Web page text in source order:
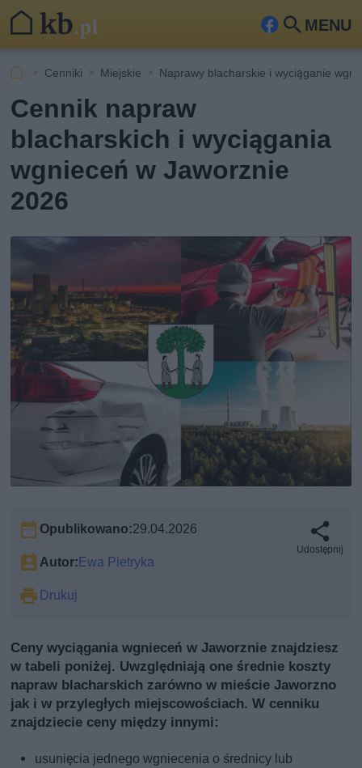
MENU
Fa
ook
Szu
kaj
Cenniki Miejskie Naprawy blacharskie i wyciąganie
Cennik napraw
blacharskich i wyciągania
wgnieceń w Jaworznie
2026
Opublikowano:29.04.2026
Autor: Ewa Pietryka
Drukuj
Udostępnij
Ceny wyciągania wgnieceń w Jaworznie znajdziesz
w tabeli poniżej. Uwzględniają one średnie koszty
napraw blacharskich zarówno w mieście Jaworzno
jak i w przyległych miejscowościach. W cenniku
znajdziecie ceny między innymi:
usunięcia jednego wgniecenia o średnicy lub